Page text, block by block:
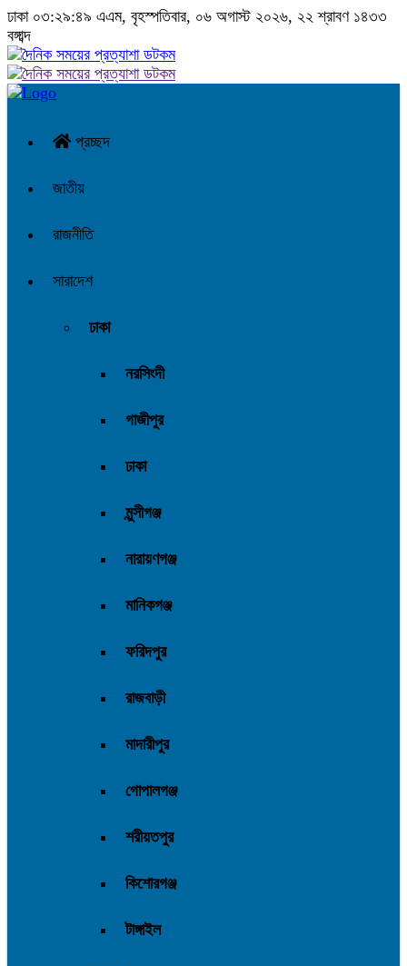
ঢাকা ০৩:২৯:৪৯ এএম, বৃহস্পতিবার, ০৬ অগাস্ট ২০২৬, ২২ শ্রাবণ ১৪৩৩
বঙ্গাব্দ
প্রচ্ছদ
জাতীয়
রাজনীতি
সারাদেশ
ঢাকা
নরসিংদী
গাজীপুর
ঢাকা
মুন্সীগঞ্জ
নারায়ণগঞ্জ
মানিকগঞ্জ
ফরিদপুর
রাজবাড়ী
মাদারীপুর
গোপালগঞ্জ
শরীয়তপুর
কিশোরগঞ্জ
টাঙ্গাইল